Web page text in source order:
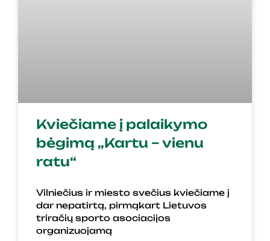
Kviečiame į palaikymo
bėgimą „Kartu – vienu
ratu“
Vilniečius ir miesto svečius kviečiame į
dar nepatirtą, pirmąkart Lietuvos
triračių sporto asociacijos
organizuojamą